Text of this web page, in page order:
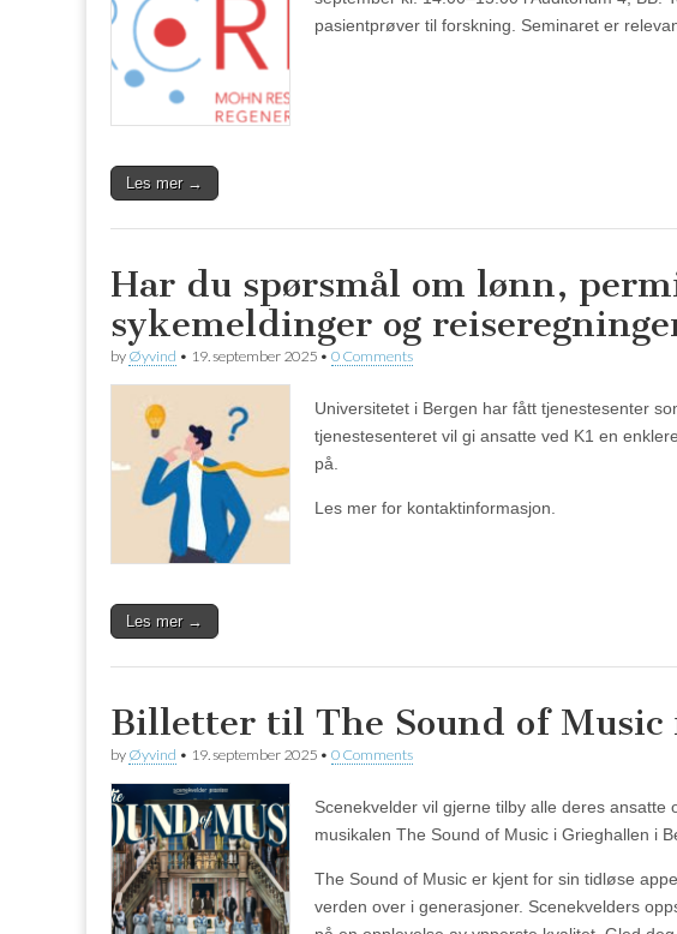
pasientprøver til forskning. Seminaret er
Les mer →
Har du spørsmål om lønn,
sykemeldinger og
by Øyvind • 19. september 2025 • 0 Comments
Universitetet i Bergen har fått tjenestesenter
tjenestesenteret vil gi ansatte ved K1 en
på.
Les mer for kontaktinformasjon.
Les mer →
Billetter til The Sound of Music
by Øyvind • 19. september 2025 • 0 Comments
Scenekvelder vil gjerne tilby alle deres
musikalen The Sound of Music i Grieghallen i
The Sound of Music er kjent for sin tidløse
verden over i generasjoner. Scenekvelders